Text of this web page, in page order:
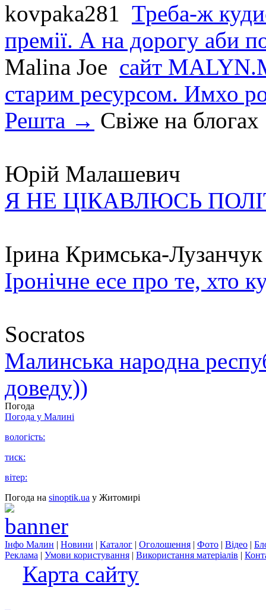
kovpaka281 Треба-ж
премії. А на дорогу аби
Malina Joe сайт
старим ресурсом. Имхо
Решта → Свіже на блогах
Юрій Малашевич
Я НЕ ЦІКАВЛЮСЬ
Ірина Кримська-Лузанчук
Іронічне есе про те, хто
Socratos
Малинська народна
доведу))
Погода
Погода у Малині
вологість:
тиск:
вітер:
Погода на sinoptik.ua у Житомирі
Інфо Малин | Новини | Каталог | Оголошення | Фото | Відео |
Реклама | Умови користування | Використання матеріалів |
Карта сайту